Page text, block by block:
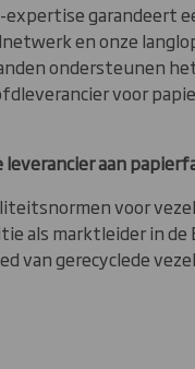
garandeert
en onze
ondersteunen het
voor
aan
voor
als marktleider in de
van gerecyclede